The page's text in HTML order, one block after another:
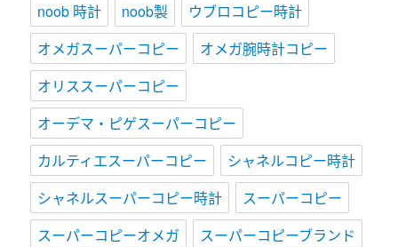
noob 時計
noob製
ウブロコピー時計
オメガスーパーコピー
オメガ腕時計コピー
オリススーパーコピー
オーデマ・ピゲスーパーコピー
カルティエスーパーコピー
シャネルコピー時計
シャネルスーパーコピー時計
スーパーコピー
スーパーコピーオメガ
スーパーコピーブランド